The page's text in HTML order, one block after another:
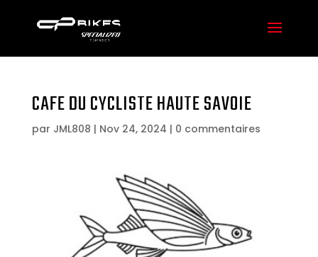
CAFE DU CYCLISTE HAUTE SAVOIE
par JML808 | Nov 24, 2024 | 0 commentaires